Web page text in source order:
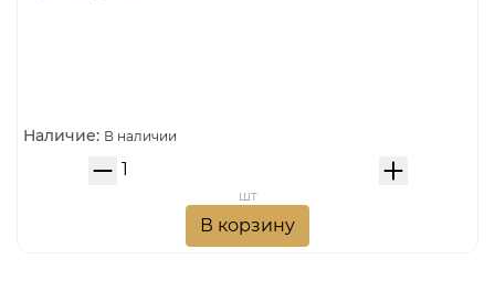
Наличие: В наличии
шт
В корзину